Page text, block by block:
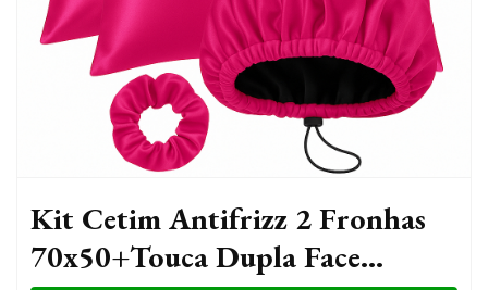
Kit Cetim Antifrizz 2 Fronhas
70x50+Touca Dupla Face